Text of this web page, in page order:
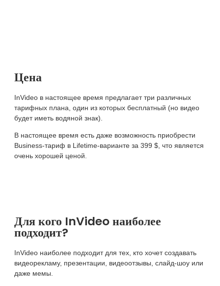
Цена
InVideo в настоящее время предлагает три различных
тарифных плана, один из которых бесплатный (но видео
будет иметь водяной знак).
В настоящее время есть даже возможность приобрести
Business-тариф в Lifetime-варианте за 399 $, что является
очень хорошей ценой.
Для кого InVideo наиболее
подходит?
InVideo наиболее подходит для тех, кто хочет создавать
видеорекламу, презентации, видеоотзывы, слайд-шоу или
даже мемы.